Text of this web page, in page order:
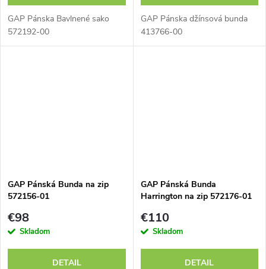
GAP Pánska Bavlnené sako
572192-00
GAP Pánska džínsová bunda
413766-00
GAP Pánská Bunda na zip
572156-01
€98
Skladom
DETAIL
GAP Pánská Bunda
Harrington na zip 572176-01
€110
Skladom
DETAIL